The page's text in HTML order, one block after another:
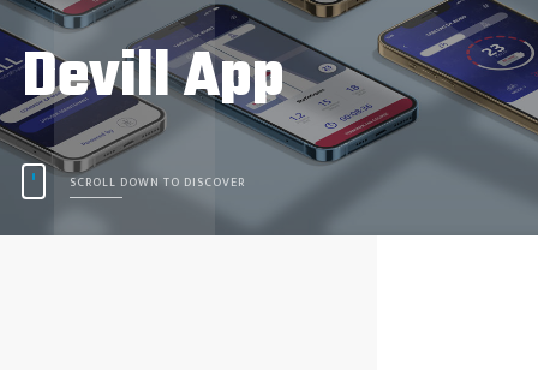
Devill App
SCROLL DOWN TO DISCOVER